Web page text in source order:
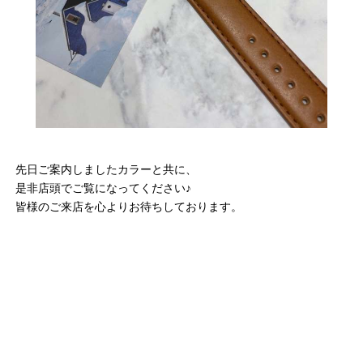
先日ご案内しましたカラーと共に、
是非店頭でご覧になってください♪
皆様のご来店を心よりお待ちしております。